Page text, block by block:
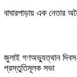
বাঘারপাড়ায় এক নেতার
জুলাই গণঅভ্যুত্থান
প্রস্তুতিমূলক সভা